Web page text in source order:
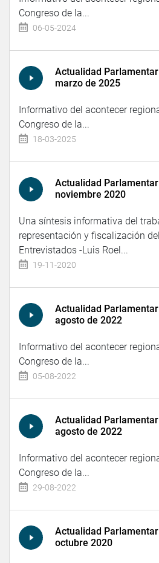
Congreso de la...
06-05-2024
Actualidad
marzo de 2025
Informativo del acontecer
Congreso de la...
18-03-2025
Actualidad
noviembre 2020
Una síntesis informativa del
representación y fiscalización
Entrevistados -Luis Roel...
19-11-2020
Actualidad
agosto de 2022
Informativo del acontecer
Congreso de la...
05-08-2022
Actualidad
agosto de 2022
Informativo del acontecer
Congreso de la...
29-08-2022
Actualidad
octubre 2020